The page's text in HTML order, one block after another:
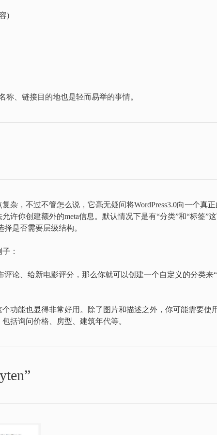
)
称、链接目的地也是轻而易举的事情。
杂，不过不管怎么说，它毫无疑问将WordPress3.0向一个真
许你创建额外的meta信息。默认情况下是有“分类”和“标签”
是否需要层级结构。
：
评论、给新电影评分，那么你就可以创建一个自定义的分类来
功能也显得非常好用。除了图片和描述之外，你可能需要使
括询问价格、房型、建筑年代等。